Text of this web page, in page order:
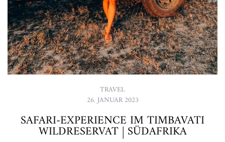
TRAVEL
26. JANUAR 2023
SAFARI-EXPERIENCE IM TIMBAVATI
WILDRESERVAT | SÜDAFRIKA